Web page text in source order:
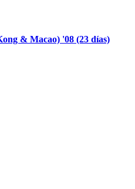
& Macao) '08 (23 días)